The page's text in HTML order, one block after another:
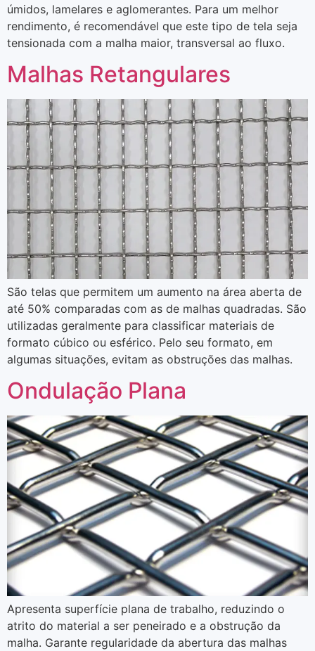
úmidos, lamelares e aglomerantes. Para um melhor
rendimento, é recomendável que este tipo de tela seja
tensionada com a malha maior, transversal ao fluxo.
Malhas Retangulares
São telas que permitem um aumento na área aberta de
até 50% comparadas com as de malhas quadradas. São
utilizadas geralmente para classificar materiais de
formato cúbico ou esférico. Pelo seu formato, em
algumas situações, evitam as obstruções das malhas.
Ondulação Plana
Apresenta superfície plana de trabalho, reduzindo o
atrito do material a ser peneirado e a obstrução da
malha. Garante regularidade da abertura das malhas